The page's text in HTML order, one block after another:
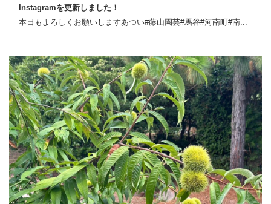
Instagramを更新しました！
本日もよろしくお願いしますあつい#藤山園芸#馬谷#河南町#南...